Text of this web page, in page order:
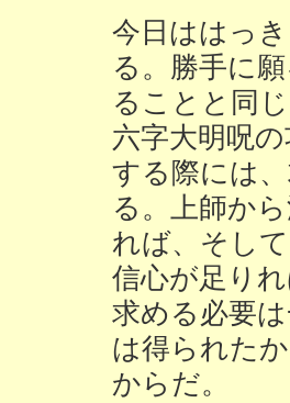
今日ははっ
る。勝手に
ることと同
六字大明呪
する際には
る。上師か
れば、そし
信心が足り
求める必要
は得られた
からだ。